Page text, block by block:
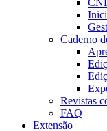
Caderno
Revistas
FAQ
Extensão